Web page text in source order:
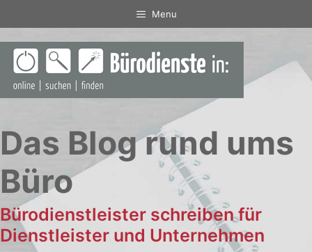
Inhalt
springen
Menu
Das Blog rund ums
Büro
Bürodienstleister schreiben für
Dienstleister und Unternehmen